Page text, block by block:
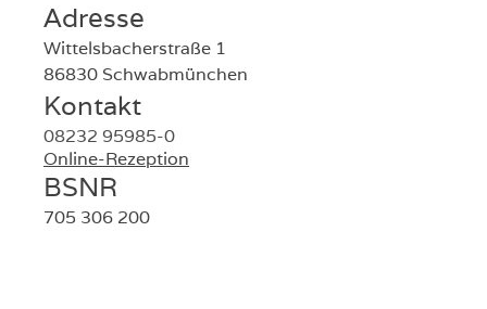
Adresse
Wittelsbacherstraße 1
86830 Schwabmünchen
Kontakt
08232 95985-0
Online-Rezeption
BSNR
705 306 200